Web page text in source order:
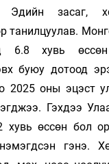
Эдийн засаг,
танилцуулав.
6.8 хувь
буюу дотоод
2025 оны эцэст
Гэхдээ
хувь өссөн бол
гэнэ.